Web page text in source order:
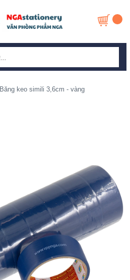
Băng keo simili 3,6cm - vàng